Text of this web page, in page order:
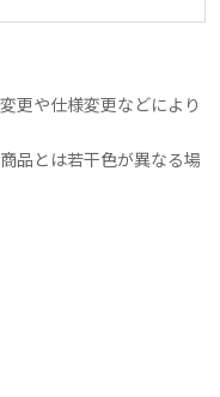
更や仕様変更などにより
品とは若干色が異なる場